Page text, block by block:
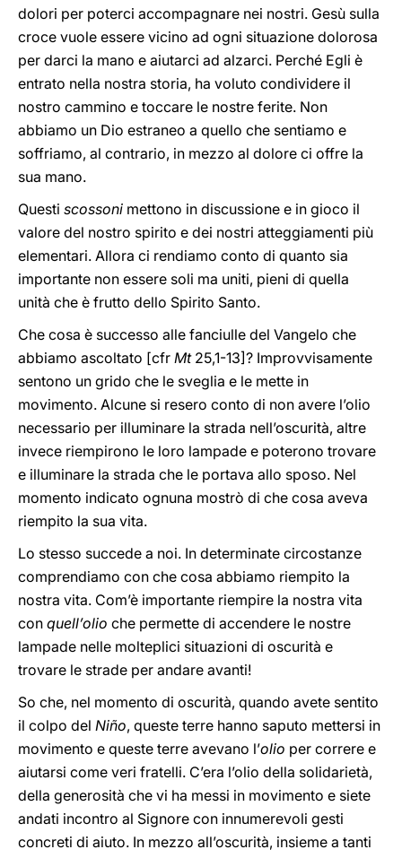
dolori per poterci accompagnare nei nostri. Gesù sulla
croce vuole essere vicino ad ogni situazione dolorosa
per darci la mano e aiutarci ad alzarci. Perché Egli è
entrato nella nostra storia, ha voluto condividere il
nostro cammino e toccare le nostre ferite. Non
abbiamo un Dio estraneo a quello che sentiamo e
soffriamo, al contrario, in mezzo al dolore ci offre la
sua mano.
Questi scossoni mettono in discussione e in gioco il
valore del nostro spirito e dei nostri atteggiamenti più
elementari. Allora ci rendiamo conto di quanto sia
importante non essere soli ma uniti, pieni di quella
unità che è frutto dello Spirito Santo.
Che cosa è successo alle fanciulle del Vangelo che
abbiamo ascoltato [cfr Mt25,1-13]? Improvvisamente
sentono un grido che le sveglia e le mette in
movimento. Alcune si resero conto di non avere l’olio
necessario per illuminare la strada nell’oscurità, altre
invece riempirono le loro lampade e poterono trovare
e illuminare la strada che le portava allo sposo. Nel
momento indicato ognuna mostrò di che cosa aveva
riempito la sua vita.
Lo stesso succede a noi. In determinate circostanze
comprendiamo con che cosa abbiamo riempito la
nostra vita. Com’è importante riempire la nostra vita
con quell’olio che permette di accendere le nostre
lampade nelle molteplici situazioni di oscurità e
trovare le strade per andare avanti!
So che, nel momento di oscurità, quando avete sentito
il colpo del Niño, queste terre hanno saputo mettersi in
movimento e queste terre avevano l’olio per correre e
aiutarsi come veri fratelli. C’era l’olio della solidarietà,
della generosità che vi ha messi in movimento e siete
andati incontro al Signore con innumerevoli gesti
concreti di aiuto. In mezzo all’oscurità, insieme a tanti